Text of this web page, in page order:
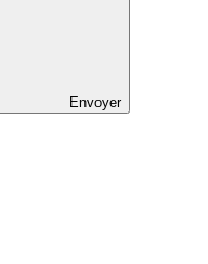
Envoyer